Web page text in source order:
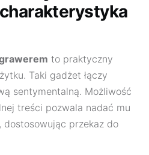
to praktyczny
Taki gadżet łączy
sentymentalną. Możliwość
treści pozwala nadać mu
przekaz do